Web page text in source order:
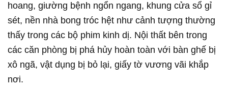
hoang, giường bệnh ngổn ngang, khung cửa sổ gỉ
sét, nền nhà bong tróc hệt như cảnh tượng thường
thấy trong các bộ phim kinh dị. Nội thất bên trong
các căn phòng bị phá hủy hoàn toàn với bàn ghế bị
xô ngã, vật dụng bị bỏ lại, giấy tờ vương vãi khắp
nơi.